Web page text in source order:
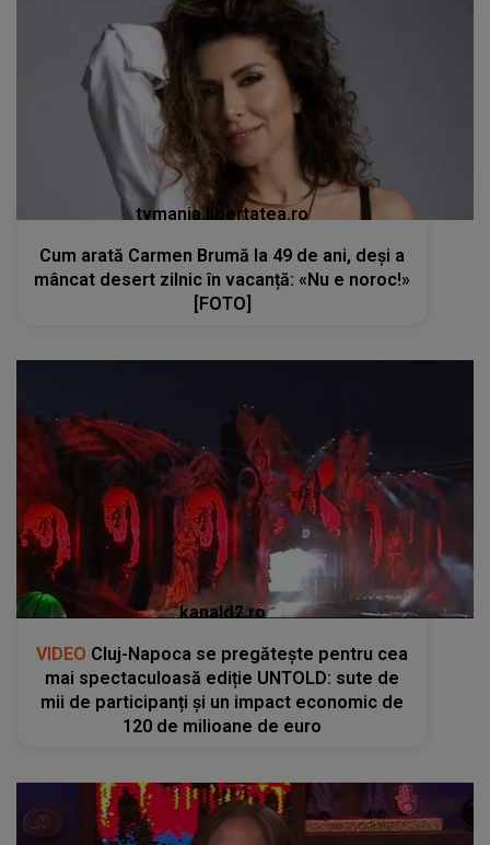
tvmania.libertatea.ro
Cum arată Carmen Brumă la 49 de ani, deși a
mâncat desert zilnic în vacanță: «Nu e noroc!»
[FOTO]
kanald2.ro
VIDEO Cluj-Napoca se pregătește pentru cea
mai spectaculoasă ediție UNTOLD: sute de
mii de participanți și un impact economic de
120 de milioane de euro